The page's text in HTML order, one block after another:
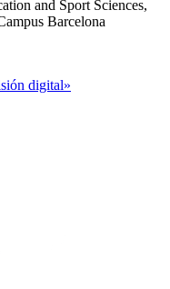
and Sport Sciences,
Barcelona
digital»